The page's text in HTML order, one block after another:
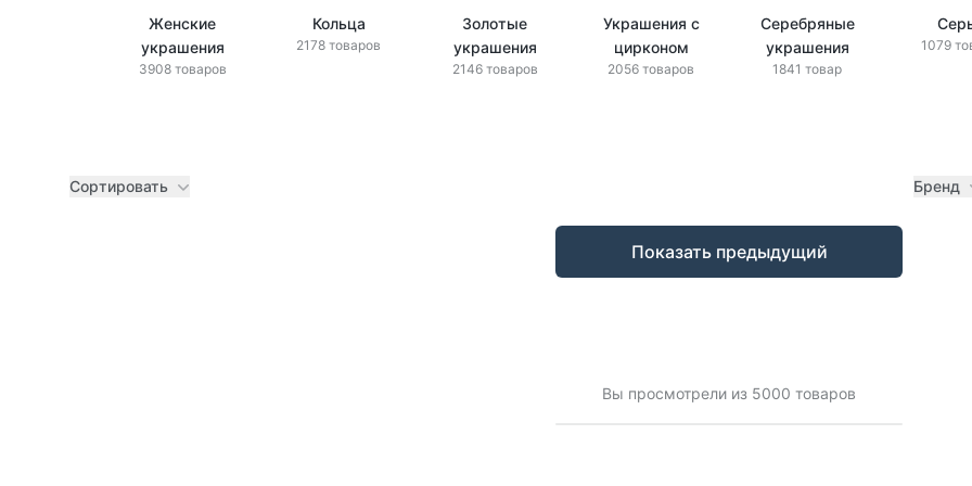
Женские
украшения
3908 товаров
Кольца
2178 товаров
Золотые
украшения
2146 товаров
Украшения с
цирконом
2056 товаров
Серебряные
украшения
1841 товар
1079
Сортировать Бренд
Показать предыдущий
Вы просмотрели из 5000 товаров